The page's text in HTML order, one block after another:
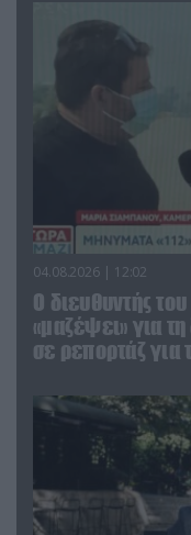
04.08.2026 | 12:02
O διευθυντής
«μαζέψει» για
σε ρεπορτάζ για